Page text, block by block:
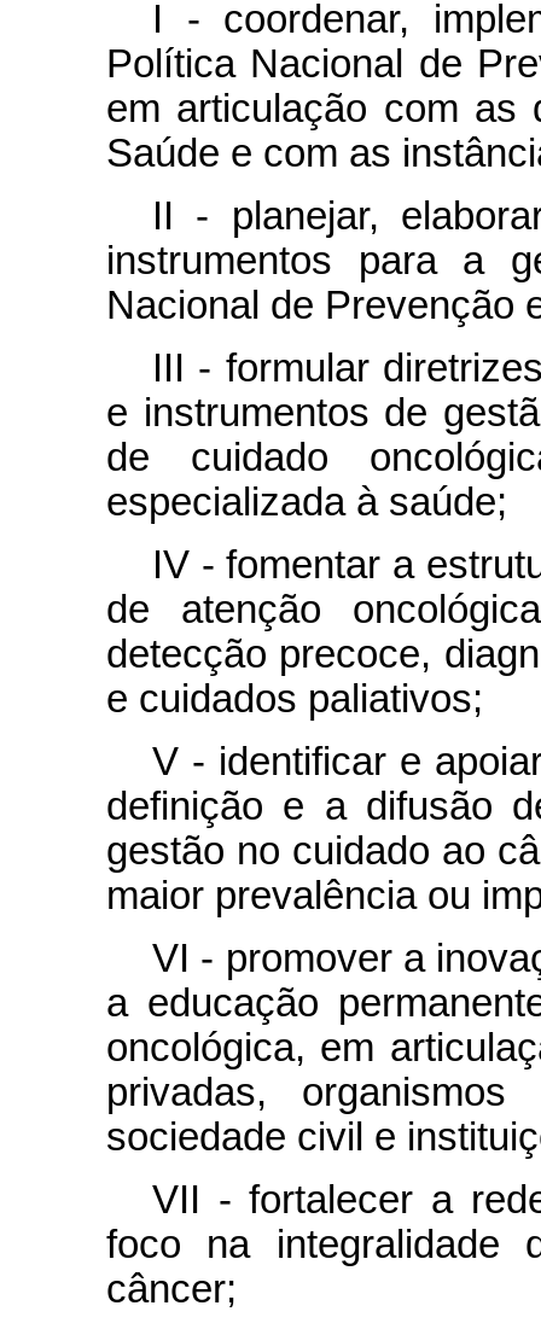
I - coordenar,
Política Nacional de
em articulação com as
Saúde e com as
II - planejar,
instrumentos para a
Nacional de Prevenção
III - formular
e instrumentos de
de cuidado
especializada à saúde;
IV - fomentar a
de atenção
detecção precoce,
e cuidados paliativos;
V - identificar e
definição e a difusão
gestão no cuidado ao
maior prevalência ou
VI - promover a
a educação
oncológica, em
privadas, organismos
sociedade civil e
VII - fortalecer a
foco na integralidade
câncer;